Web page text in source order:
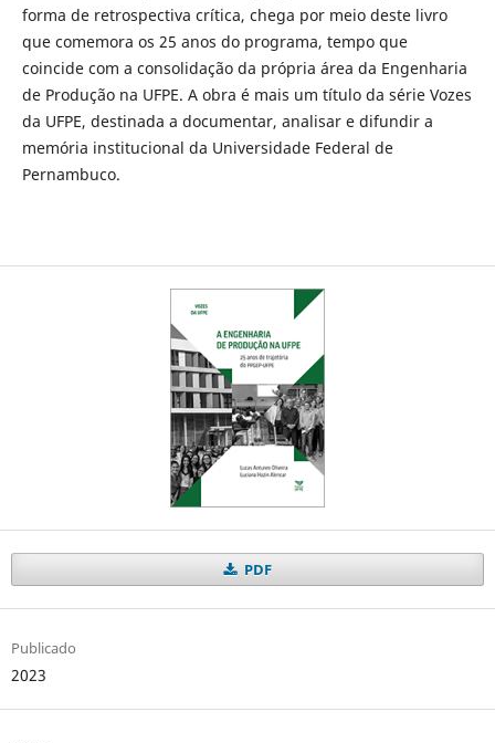
forma de retrospectiva crítica, chega por meio deste livro
que comemora os 25 anos do programa, tempo que
coincide com a consolidação da própria área da Engenharia
de Produção na UFPE. A obra é mais um título da série Vozes
da UFPE, destinada a documentar, analisar e difundir a
memória institucional da Universidade Federal de
Pernambuco.
PDF
Publicado
2023